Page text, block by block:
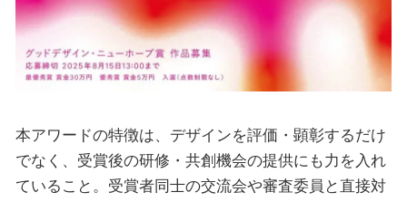
本アワードの特徴は、デザインを評価・顕彰するだけ
でなく、受賞後の研修・共創機会の提供にも力を入れ
ていること。受賞者同士の交流会や審査委員と直接対